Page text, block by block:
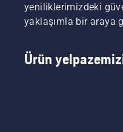
sağlar ve
kullanım
azaltarak
ara
yeniliklerimizdeki
yaklaşımla bir araya
Ürün